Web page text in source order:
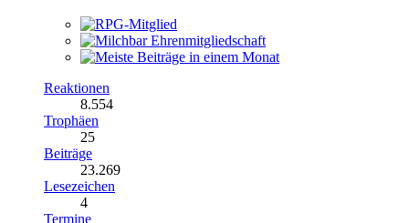
Reaktionen
8.554
Trophäen
25
Beiträge
23.269
Lesezeichen
4
Termine